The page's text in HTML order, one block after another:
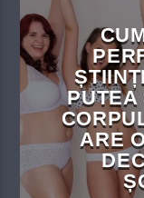
PUTEA
ARE